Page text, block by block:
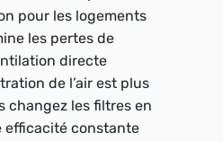
pour les logements
les pertes de
directe
de l’air est plus
changez les filtres en
efficacité constante